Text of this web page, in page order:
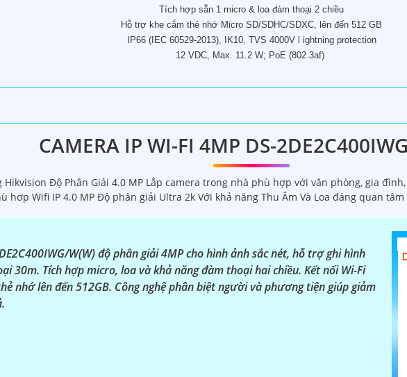
Tích hợp sẵn 1 micro & loa đàm thoại 2 chiều
Hỗ trợ khe cắm thẻ nhớ Micro SD/SDHC/SDXC, lên đến 512 GB
IP66 (IEC 60529-2013), IK10, TVS 4000V l ightning protection
12 VDC, Max. 11.2 W; PoE (802.3af)
CAMERA IP WI-FI 4MP DS-
Hikvision Độ Phân Giải 4.0 MP Lắp camera trong nhà phù hợp với văn phòng, gia
hơp Wifi IP 4.0 MP Độ phân giải Ultra 2k Với khả năng Thu Âm Và Loa đáng quan tâm
W(W) độ phân giải 4MP cho hình ảnh sắc nét, hỗ trợ ghi hình
30m. Tích hợp micro, loa và khả năng đàm thoại hai chiều. Kết nối Wi-Fi
nhớ lên đến 512GB. Công nghệ phân biệt người và phương tiện giúp giảm